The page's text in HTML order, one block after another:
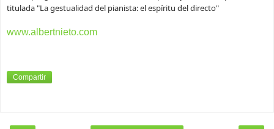
titulada "La gestualidad del pianista: el espíritu del directo"
www.albertnieto.com
Compartir